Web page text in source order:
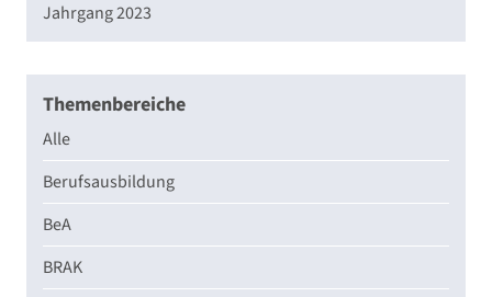
Jahrgang 2023
Themenbereiche
Alle
Berufsausbildung
BeA
BRAK